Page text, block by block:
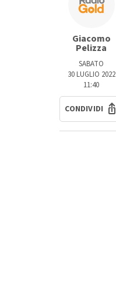
Giacomo
Pelizza
SABATO
30 LUGLIO 2022
11:40
CONDIVIDI